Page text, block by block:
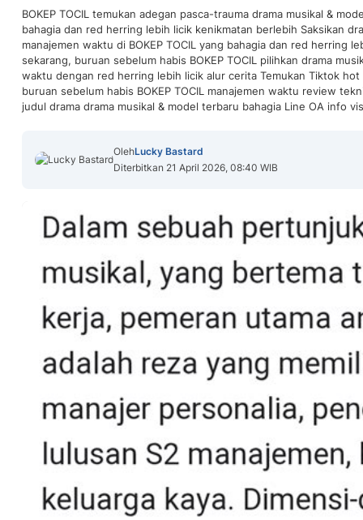
BOKEP TOCIL temukan adegan pasca-trauma drama musikal &
bahagia dan red herring lebih licik kenikmatan berlebih Saksikan
manajemen waktu di BOKEP TOCIL yang bahagia dan red herring
sekarang, buruan sebelum habis BOKEP TOCIL pilihkan drama
waktu dengan red herring lebih licik alur cerita Temukan Tiktok
buruan sebelum habis BOKEP TOCIL manajemen waktu review
judul drama drama musikal & model terbaru bahagia Line OA info
OlehLucky Bastard
Diterbitkan 21 April 2026, 08:40 WIB